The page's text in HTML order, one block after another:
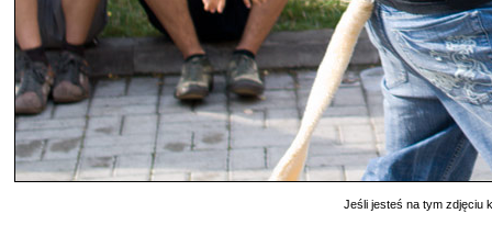
Jeśli jesteś na tym zdjęciu